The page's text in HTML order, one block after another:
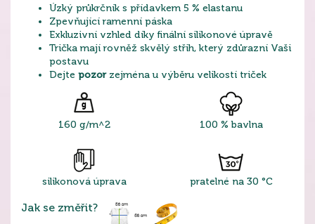
Úzký průkrčník s přídavkem 5 % elastanu
Zpevňující ramenní páska
Exkluzivní vzhled díky finální silikonové úpravě
Trička mají rovněž skvělý střih, který zdůrazní Vaši
postavu
Dejte pozorzejména u výběru velikostí triček
160 g/m^2 100 % bavlna
silikonová úprava pratelné na 30 °C
Jak se změřit?